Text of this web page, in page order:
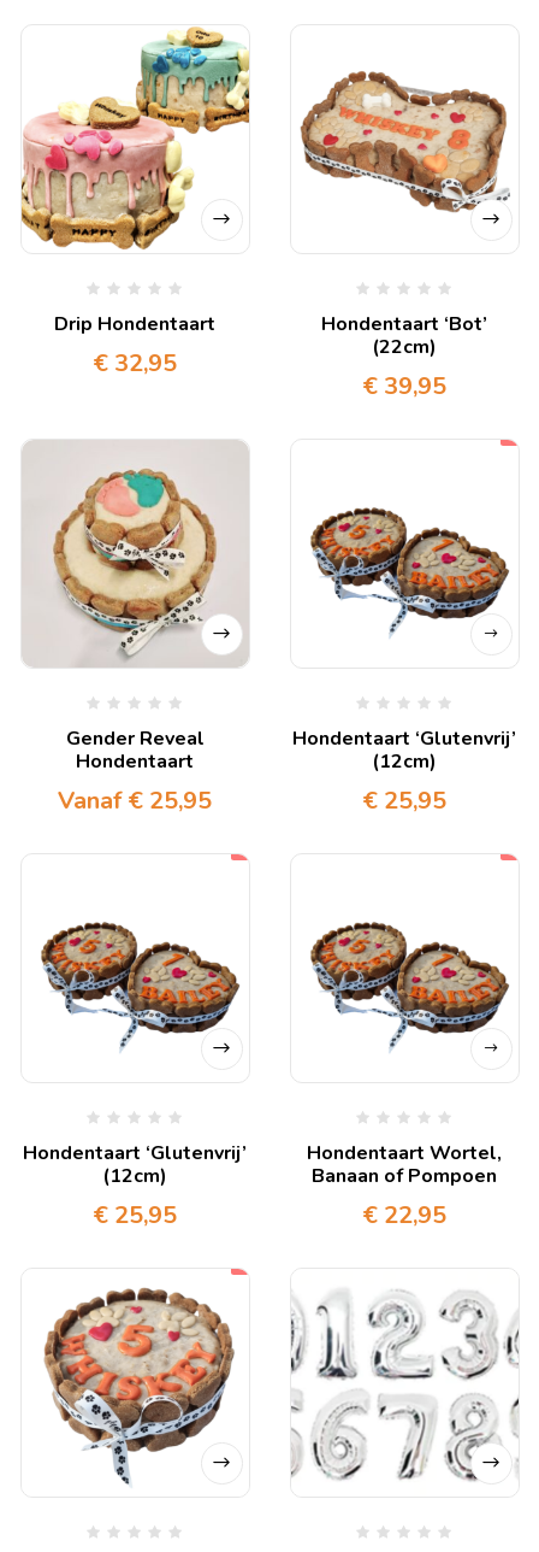
Drip Hondentaart
€ 32,95
Hondentaart ‘Bot’
(22cm)
€ 39,95
Gender Reveal
Hondentaart
Vanaf€ 25,95
Hondentaart ‘Glutenvrij’
(12cm)
€ 25,95
Hondentaart ‘Glutenvrij’
(12cm)
€ 25,95
Hondentaart Wortel,
Banaan of Pompoen
€ 22,95